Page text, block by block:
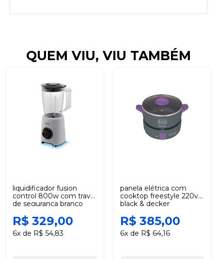
QUEM VIU, VIU TAMBÉM
liquidificador fusion
control 800w com trava
de segurança branco
R$ 329,00
6x de R$ 54,83
panela elétrica com
cooktop freestyle 220v
black & decker
R$ 385,00
6x de R$ 64,16